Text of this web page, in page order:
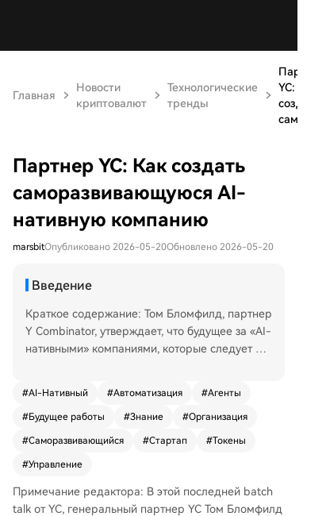
Главная
Новости
криптовалют
Технологические
тренды
Партнер
YC: Как
создать
самора...
Партнер YC: Как создать
саморазвивающуюся AI-
нативную компанию
marsbitОпубликовано 2026-05-20Обновлено 2026-05-20
Введение
Краткое содержание: Том Бломфилд, партнер
Y Combinator, утверждает, что будущее за «AI-
нативными» компаниями, которые следует пр
бор рекурсивных, самоулучшающихся AI-цик
лов. Ключевая идея — извлечь разрозненные
бизнес-знания из писем, чатов и документов,
емый ИИ для автоматического принятия реше
ний и выполнения задач. Основные тезисы: 1.
**Самооптимизирующиеся циклы:** Компания
#AI-Нативный #Автоматизация #Агенты
#Будущее работы #Знание #Организация
#Саморазвивающийся #Стартап #Токены
#Управление
Примечание редактора: В этой последней batch
talk от YC, генеральный партнер YC Том Бломфилд